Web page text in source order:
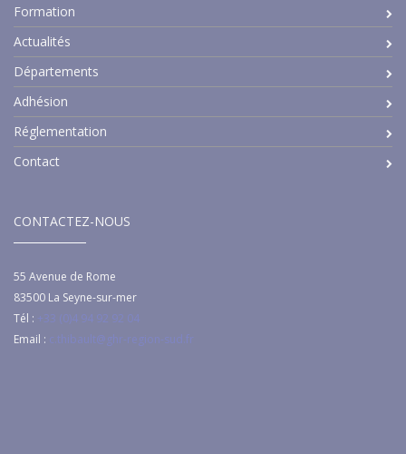
Formation
Actualités
Départements
Adhésion
Réglementation
Contact
CONTACTEZ-NOUS
55 Avenue de Rome
83500 La Seyne-sur-mer
Tél : +33 (0)4 94 92 92 04
Email : c.thibault@ghr-region-sud.fr